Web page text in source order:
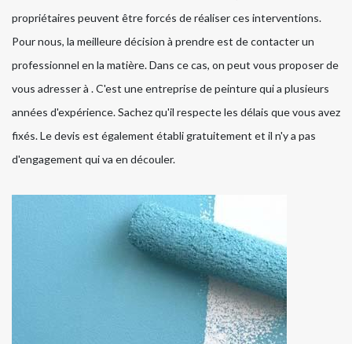
propriétaires peuvent être forcés de réaliser ces interventions.
Pour nous, la meilleure décision à prendre est de contacter un
professionnel en la matière. Dans ce cas, on peut vous proposer de
vous adresser à . C'est une entreprise de peinture qui a plusieurs
années d'expérience. Sachez qu'il respecte les délais que vous avez
fixés. Le devis est également établi gratuitement et il n'y a pas
d'engagement qui va en découler.